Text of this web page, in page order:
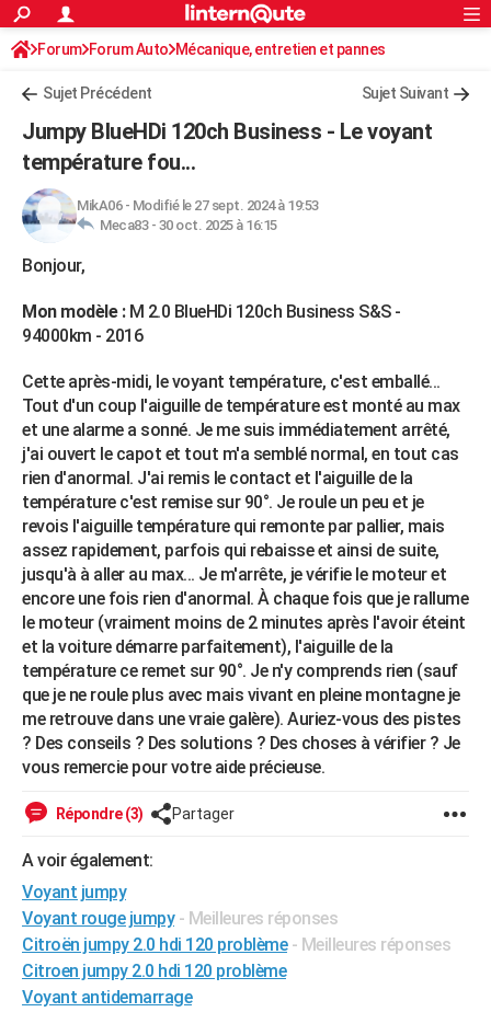
ACTUALITÉS
Politique
Société
Faits Divers
Education
Monde
Villes
+
Programme TV
TNTStreaming
Cinéma
Sorties cinéma
Musique
+FINANCE
Retraite
Impôts
Epargne
Immobilier
Risques naturels par ville
Banque
Assurance
Crédit
AUTO
Essais
Réserver un essai
Citadines
Berlines
SUV
Forum auto
HIGH-TECH
Forum
Aménagement intérieur
Extérieur
Cuisine
Salle de bains
Jardinage
Rangement
WEEK-END
Guides de France
Escapades
Patrimoine
Expositions
Musées
Week-end nature
+LIFESTYLE
Art de vivre
Bien-être
Loisirs
Mode
Modes de vie
SANTE
Alimentation
Guide de la santé
Maladies
Médicaments
Sommeil
VOYAGE
Destinations
City break
Voyage nature
Voyage de noces
Forum
Climat
+PHOTO
GUIDES D'ACHAT
BONS PLANS
CARTE DE VOEUX
Carte de Noël
Carte Bonne année
Carte Saint-Valentin
Carte Pâques
Carte d'anniversaire
DICTIONNAIRE
Dictionnaire
Biographies
Citations
Expressions
Proverbes
PROGRAMME TV
S'inscrire
Se connecter
Lycées
Collèges
Primaires
Universités
Entreprises
Service militaire
Avis de recherche
AVIS DE DÉCÈS
FORUM
Bricolage
Lifestyle
Culture
Sport
Auto
Television
Voyage
Cinema
Rechercher
S'inscrire
Connexion
Forum Forum Auto Mécanique, entretien et pannes
Sujet Précédent Sujet Suivant
Jumpy BlueHDi 120ch Business - Le voyant
température fou...
MikA06- Modifié le 27 sept. 2024 à 19:53
Meca83 - 30 oct. 2025 à 16:15
Bonjour,
Mon modèle : M 2.0 BlueHDi 120ch Business S&S -
94000km - 2016
Cette après-midi, le voyant température, c'est emballé...
Tout d'un coup l'aiguille de température est monté au max
et une alarme a sonné. Je me suis immédiatement arrêté,
j'ai ouvert le capot et tout m'a semblé normal, en tout cas
rien d'anormal. J'ai remis le contact et l'aiguille de la
température c'est remise sur 90°. Je roule un peu et je
revois l'aiguille température qui remonte par pallier, mais
assez rapidement, parfois qui rebaisse et ainsi de suite,
jusqu'à à aller au max... Je m'arrête, je vérifie le moteur et
encore une fois rien d'anormal. À chaque fois que je rallume
le moteur (vraiment moins de 2 minutes après l'avoir éteint
et la voiture démarre parfaitement), l'aiguille de la
température ce remet sur 90°. Je n'y comprends rien (sauf
que je ne roule plus avec mais vivant en pleine montagne je
me retrouve dans une vraie galère). Auriez-vous des pistes
? Des conseils ? Des solutions ? Des choses à vérifier ? Je
vous remercie pour votre aide précieuse.
Répondre (3) Partager
A voir également:
Voyant jumpy
Voyant rouge jumpy - Meilleures réponses
Citroën jumpy 2.0 hdi 120 problème - Meilleures réponses
Citroen jumpy 2.0 hdi 120 problème
Voyant antidemarrage